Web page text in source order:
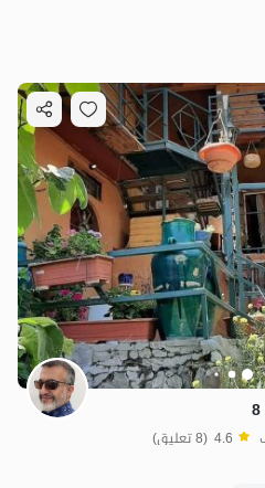
5
4.6 (8 تعليق)